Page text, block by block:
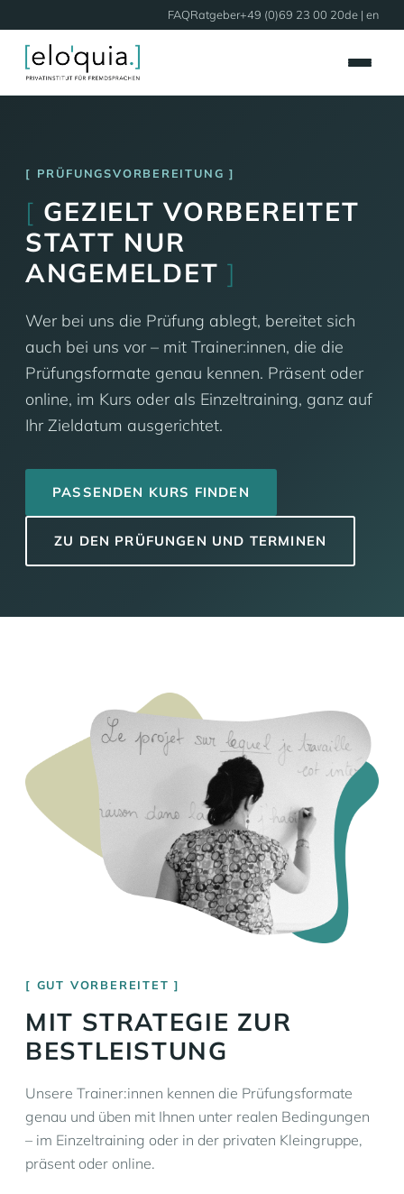
FAQRatgeber+49 (0)69 23 00 20de | en
PRÜFUNGSVORBEREITUNG
[ GEZIELT VORBEREITET
STATT NUR
ANGEMELDET]
Wer bei uns die Prüfung ablegt, bereitet sich
auch bei uns vor – mit Trainer:innen, die die
Prüfungsformate genau kennen. Präsent oder
online, im Kurs oder als Einzeltraining, ganz auf
Ihr Zieldatum ausgerichtet.
PASSENDEN KURS FINDEN
ZU DEN PRÜFUNGEN UND TERMINEN
GUT VORBEREITET
MIT STRATEGIE ZUR
BESTLEISTUNG
Unsere Trainer:innen kennen die Prüfungsformate
genau und üben mit Ihnen unter realen Bedingungen
– im Einzeltraining oder in der privaten Kleingruppe,
präsent oder online.